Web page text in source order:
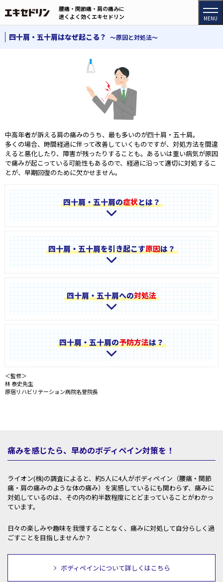
腰痛・関節痛・肩の痛みに
速くよく効くエキセドリン
メニュー
メニュー
四十肩・五十肩はなぜ起こる？ ～原因と対処法～
中高年者が訴える肩の痛みのうち、最も多いのが四十肩・五十肩。
多くの場合、時間経過に伴って改善していくものですが、対処方法を間違
えると悪化したり、障害が残ったりすることも。あるいは重い病気が原因
で痛みが起こっている可能性もあるので、経過に沿って適切に対処するこ
とが、早期回復のために欠かせません。
四十肩・五十肩の症状とは？
四十肩・五十肩を引き起こす原因は？
四十肩・五十肩への対処法
四十肩・五十肩の予防方法は？
＜監修＞
林 泰史先生
原宿リハビリテーション病院名誉院長
痛みを感じたら、早めのボディペイン対策を！
ライオン(株)の調査によると、約5人に4人がボディペイン（腰痛・関節
痛・肩の痛みのような体の痛み）を実感しているにも関わらず、痛みに
対処しているのは、その内の約半数程度にとどまっていることがわかっ
ています。
日々の楽しみや趣味を我慢することなく、痛みに対処して自分らしく過
ごすことを目指しませんか？
ボディペインについて詳しくはこちら